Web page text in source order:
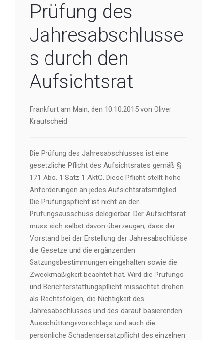
Prüfung des
Jahresabschlusse
s durch den
Aufsichtsrat
Frankfurt am Main, den 10.10.2015 von Oliver
Krautscheid
Die Prüfung des Jahresabschlusses ist eine
gesetzliche Pflicht des Aufsichtsrates gemäß §
171 Abs. 1 Satz 1 AktG. Diese Pflicht stellt hohe
Anforderungen an jedes Aufsichtsratsmitglied.
Die Prüfungspflicht ist nicht an den
Prüfungsausschuss delegierbar. Der Aufsichtsrat
muss sich selbst davon überzeugen, dass der
Vorstand bei der Erstellung der Jahresabschlüsse
die Gesetze und die ergänzenden
Satzungsbestimmungen eingehalten sowie die
Zweckmäßigkeit beachtet hat. Wird die Prüfungs-
und Berichterstattungspflicht missachtet drohen
als Rechtsfolgen, die Nichtigkeit des
Jahresabschlusses und des darauf basierenden
Ausschüttungsvorschlags und auch die
persönliche Schadensersatzpflicht des einzelnen